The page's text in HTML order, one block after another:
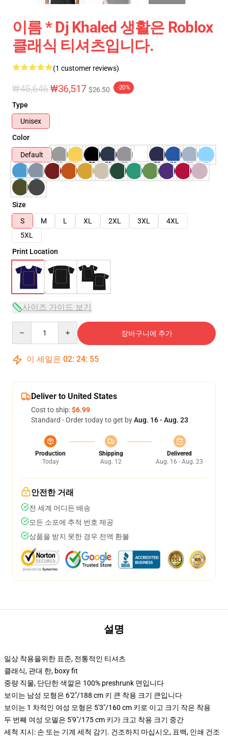
이름 * Dj Khaled 생활은 Roblox
클래식 티셔츠입니다.
(1 customer reviews)
₩45,646₩36,517 $26.50 -20%
Type
Unisex
Color
Default
Size
S
M L XL 2XL 3XL
4XL
5XL
Print Location
사이즈 가이드 보기
장바구니에 추가
이 세일은 02: 24: 55
Deliver to United States
Cost to ship:$6.99
Standard - Order today to get byAug. 16 - Aug. 23
Production
Today
Shipping
Aug. 12
Delivered
Aug. 16 - Aug. 23
안전한 거래
전 세계 어디든 배송
모든 소포에 추적 번호 제공
상품을 받지 못한 경우 전액 환불
설명
일상 착용을위한 표준, 전통적인 티셔츠
클래식, 관대 한, boxy fit
중량 직물, 단단한 색깔은 100% preshrunk 면입니다
보이는 남성 모형은 6'2"/188 cm 키 큰 착용 크기 큰입니다
보이는 1 차적인 여성 모형은 5'3"/160 cm 키로 이고 크기 작은 착용
두 번째 여성 모델은 5'9"/175 cm 키가 크고 착용 크기 중간
세척 지시: 손 또는 기계 세척 감기. 건조하지 마십시오, 표백, 인쇄 건조